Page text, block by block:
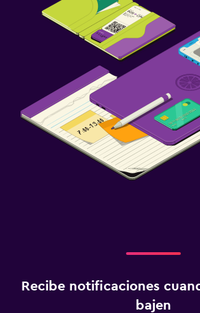
Recibe notificaciones
bajen